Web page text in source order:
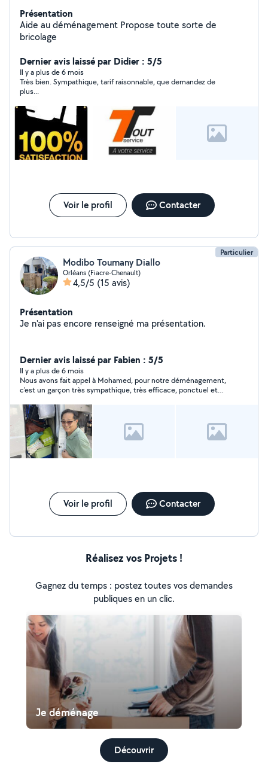
Présentation
Aide au déménagement Propose toute sorte de
bricolage
Dernier avis laissé par Didier : 5/5
Il y a plus de 6 mois
Très bien. Sympathique, tarif raisonnable, que demandez de
plus...
Voir le profil Contacter
Particulier
Modibo Toumany Diallo
Orléans (Fiacre-Chenault)
4,5/5 (15 avis)
Présentation
Je n'ai pas encore renseigné ma présentation.
Dernier avis laissé par Fabien : 5/5
Il y a plus de 6 mois
Nous avons fait appel à Mohamed, pour notre déménagement,
c’est un garçon très sympathique, très efficace, ponctuel et
Voir le profil Contacter
Réalisez vos Projets !
Gagnez du temps : postez toutes vos demandes
publiques en un clic.
Je déménage
Découvrir